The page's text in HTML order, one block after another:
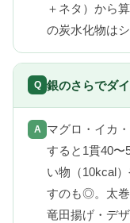
＋ネタ）から
の炭水化物は
銀のさらでダ
マグロ・イカ
すると1貫40〜
い物（10kcal
すのも◎。太巻
竜田揚げ・デ